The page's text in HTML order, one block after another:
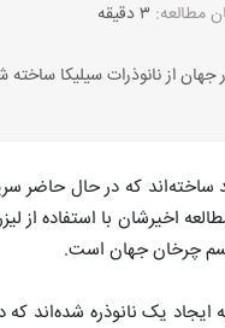
مطالعه: ۳ دقیقه
از نانوذرات سیلیکا
ساخته‌اند که در حال
اخیرشان با استفاده از
جسم چرخان جهان است.